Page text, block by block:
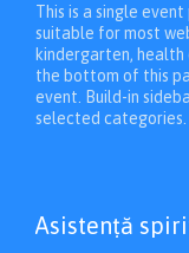
This is a single
suitable for most
kindergarten,
the bottom of this
event. Build-in
selected categories.
Asistenţă